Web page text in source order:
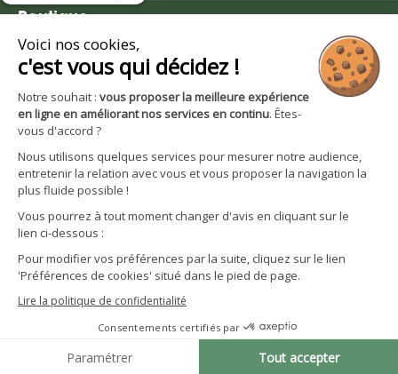
Boutique 
Avantages et services 
S'inscrire à la newsletter
Facebook
YouTubeInstagram
LinkedIn
Politique de confidentialité